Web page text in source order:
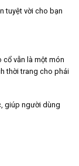
tuyệt vời cho bạn
vẫn là một món
thời trang cho phái
giúp người dùng